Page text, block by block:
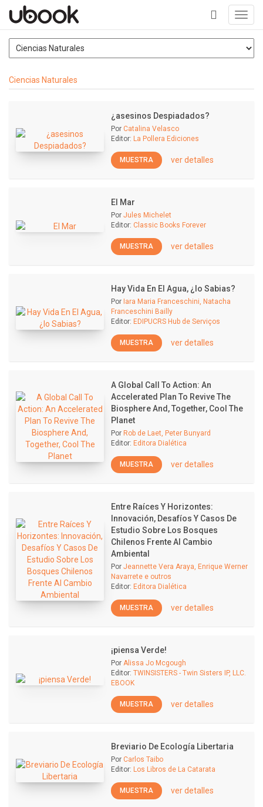
+
Ciencias Naturales
¿asesinos Despiadados?
Por Catalina Velasco
Editor: La Pollera Ediciones
MUESTRA ver detalles
El Mar
Por Jules Michelet
Editor: Classic Books Forever
MUESTRA ver detalles
Hay Vida En El Agua, ¿lo Sabias?
Por Iara Maria Franceschini, Natacha
Franceschini Bailly
Editor: EDIPUCRS Hub de Serviços
MUESTRA ver detalles
A Global Call To Action: An
Accelerated Plan To Revive The
Biosphere And, Together, Cool The
Planet
Por Rob de Laet, Peter Bunyard
Editor: Editora Dialética
MUESTRA ver detalles
Entre Raíces Y Horizontes:
Innovación, Desafíos Y Casos De
Estudio Sobre Los Bosques
Chilenos Frente Al Cambio
Ambiental
Por Jeannette Vera Araya, Enrique Werner
Navarrete e outros
Editor: Editora Dialética
MUESTRA ver detalles
¡piensa Verde!
Por Alissa Jo Mcgough
Editor: TWINSISTERS - Twin Sisters IP, LLC.
EBOOK
MUESTRA ver detalles
Breviario De Ecología Libertaria
Por Carlos Taibo
Editor: Los Libros de La Catarata
MUESTRA ver detalles